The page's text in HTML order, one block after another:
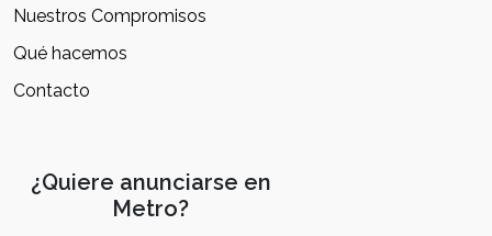
Nuestros Compromisos
Qué hacemos
Contacto
¿Quiere anunciarse en
Metro?